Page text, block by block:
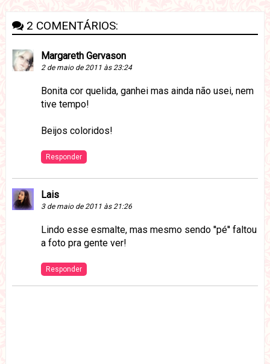
2 COMENTÁRIOS:
Margareth Gervason
2 de maio de 2011 às 23:24
Bonita cor quelida, ganhei mas ainda não usei, nem
tive tempo!
Beijos coloridos!
Responder
Lais
3 de maio de 2011 às 21:26
Lindo esse esmalte, mas mesmo sendo ''pé'' faltou
a foto pra gente ver!
Responder